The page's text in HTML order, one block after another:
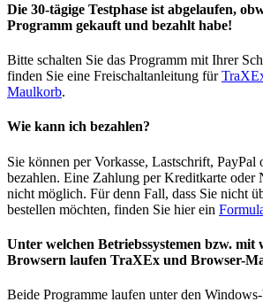
Die 30-tägige Testphase ist abgelaufen,
Programm gekauft und bezahlt habe!
Bitte schalten Sie das Programm mit Ihrer
finden Sie eine Freischaltanleitung für
Maulkorb.
Wie kann ich bezahlen?
Sie können per Vorkasse, Lastschrift, PayPal
bezahlen. Eine Zahlung per Kreditkarte oder
nicht möglich. Für denn Fall, dass Sie nicht
bestellen möchten, finden Sie hier ein
Unter welchen Betriebssystemen bzw. mit
Browsern laufen TraXEx und Browser-
Beide Programme laufen unter den